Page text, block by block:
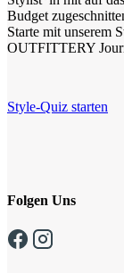
Budget
Starte mit unserem
OUTFITTERY
Style-Quiz starten
Folgen Uns